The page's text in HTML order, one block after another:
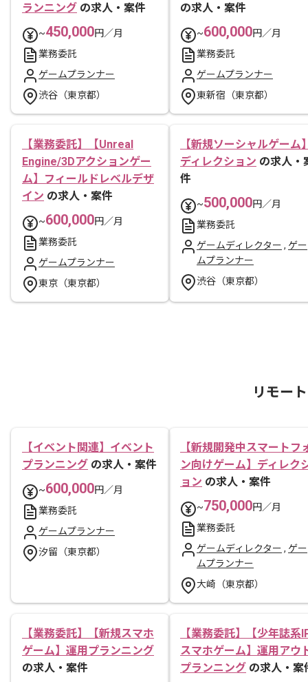
ランニング の求人・案件
~450,000円／月
業務委託
ゲームプランナー
渋谷（東京都）
の求人・案件
~600,000円／月
業務委託
ゲームプランナー
東新宿（東京都）
【業務委託】【Unreal
Engine/3Dアクションゲー
ム】フィールドレベルデザ
イン の求人・案件
~600,000円／月
業務委託
ゲームプランナー
東京（東京都）
【新規ソーシャルゲーム
ディレクション の求人・
件
~500,000円／月
業務委託
ゲームディレクター , ゲー
ムプランナー
渋谷（東京都）
リモー
【イベント関連】イベント
プランニング の求人・案件
~600,000円／月
業務委託
ゲームプランナー
汐留（東京都）
【新規開発中スマートフ
ン向けゲーム】ディレク
ョン の求人・案件
~750,000円／月
業務委託
ゲームディレクター , ゲー
ムプランナー
大崎（東京都）
【業務委託】【新規スマホ
ゲーム】運用プランニング
の求人・案件
【業務委託】【少年誌系
スマホゲーム】運用アウ
プランニング の求人・案